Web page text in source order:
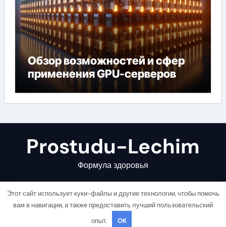
Обзор возможностей и сфер
применения GPU-серверов
Prostudu-Lechim
Формула здоровья
Copyright © All rights reserved |
Этот сайт использует куки-файлы и другие технологии, чтобы помочь
вам в навигации, а также предоставить лучший пользовательский
опыт.
OK